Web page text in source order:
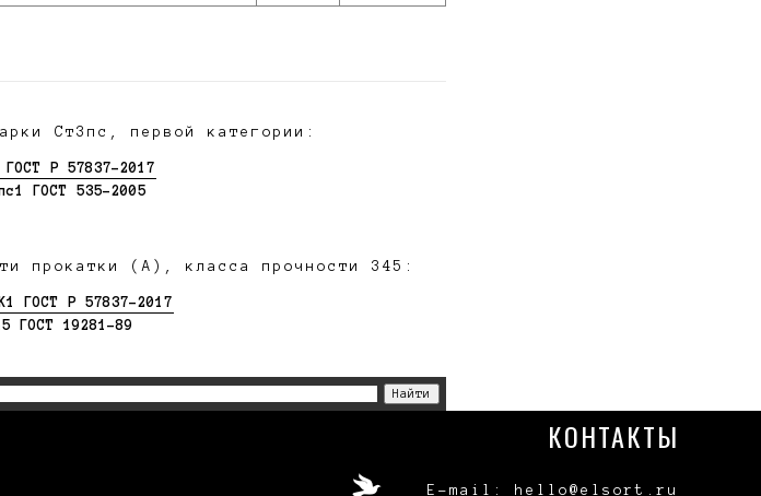
Ст3пс, первой категории:
ГОСТ Р 57837-2017
ГОСТ 535-2005
прокатки (А), класса прочности 345:
ГОСТ Р 57837-2017
ГОСТ 19281-89
КОНТАКТЫ
E-mail: hello@elsort.ru